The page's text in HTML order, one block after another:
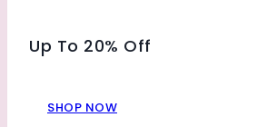
Up To 20% Off
SHOP NOW